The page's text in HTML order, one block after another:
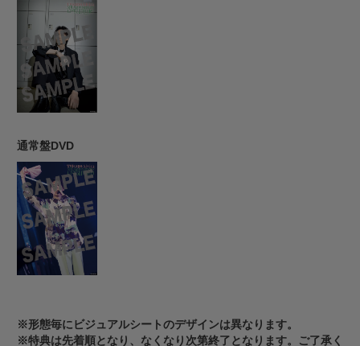
通常盤DVD
※形態毎にビジュアルシートのデザインは異なります。
※特典は先着順となり、なくなり次第終了となります。ご了承く